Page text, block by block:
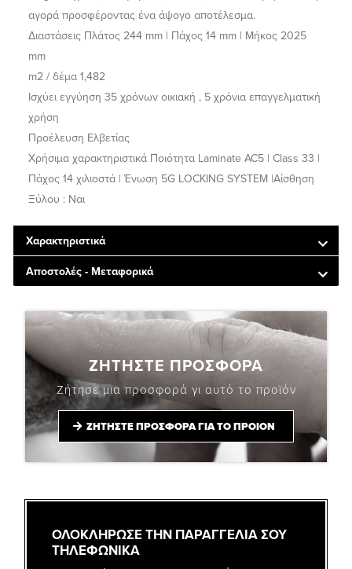
αγορά προσφέροντας ένα άψογο αποτέλεσμα.
Διαστάσεις Πλάτος 244 mm | Πάχος 14 mm | Μήκος 2025
mm
m2 / δέμα 1,482
Ισχύει εγγύηση 35 χρόνων οικιακή , 5 χρόνια επαγγελματική
χρήση
Προέλευση Ελβετίας
Χρήσιμα χαρακτηριστικά Ποιότητα Laminate AC5 | Class 33 |
Πάχος 14 χιλιοστά | Ένωση 5G LOCKING SYSTEM |Αίσθηση
Ξύλου : Ναι
Χαρακτηριστικά
Αποστολές - Μεταφορικά
ΖΗΤΗΣΤΕ ΠΡΟΣΦΟΡΑ
Ζήτησε μια προσφορά γι αυτό το προϊόν
ΖΗΤΗΣΤΕ ΠΡΟΣΦΟΡΑ ΓΙΑ ΤΟ ΠΡΟΙΟΝ
ΟΛΟΚΛΗΡΩΣΕ ΤΗΝ ΠΑΡΑΓΓΕΛΙΑ ΣΟΥ
ΤΗΛΕΦΩΝΙΚΑ